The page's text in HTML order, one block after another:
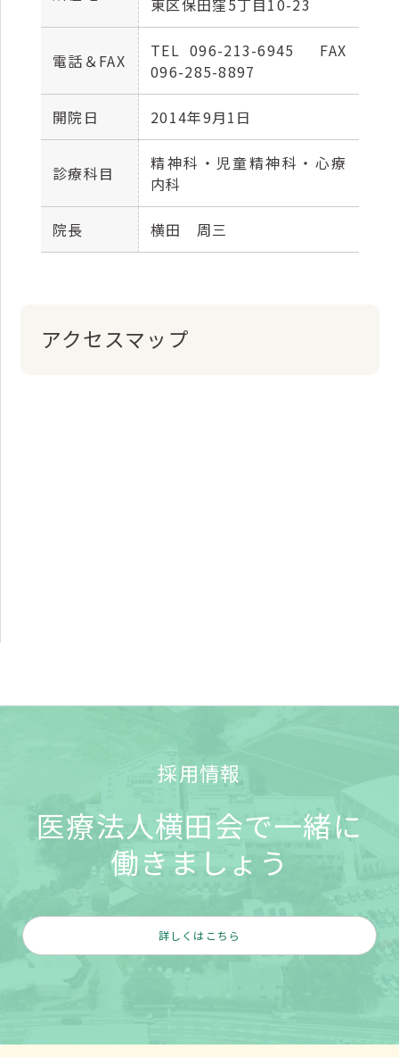
電話＆FAX
TEL 096-213-6945 FAX
096-285-8897
開院日 2014年9月1日
診療科目
精神科・児童精神科・心療
内科
院長 横田 周三
アクセスマップ
採用情報
医療法人横田会で一緒に
働きましょう
詳しくはこちら